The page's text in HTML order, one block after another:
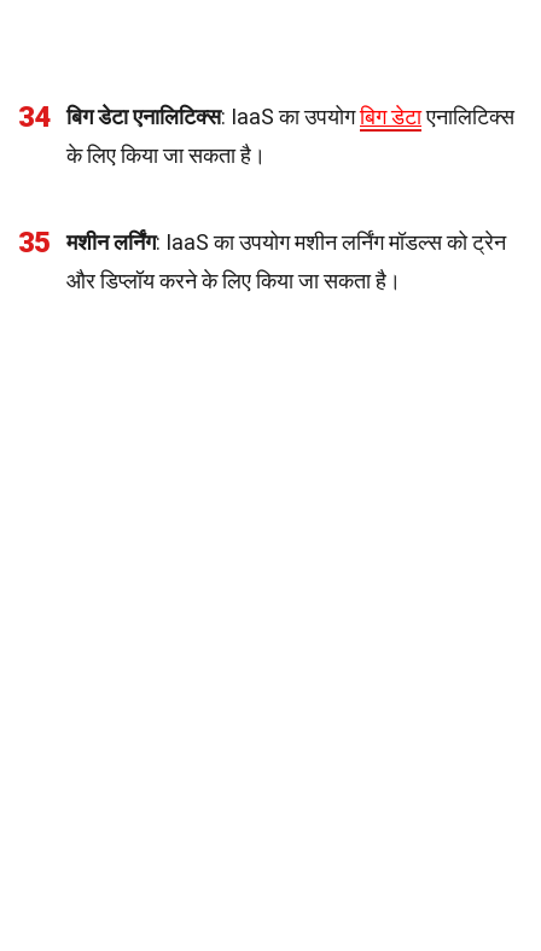
34 बिग डेटा एनालिटिक्स: IaaS का उपयोगबिग डेटाएनालिटिक्स
के लिए किया जा सकता है।
35 मशीन लर्निंग: IaaS का उपयोग मशीन लर्निंग मॉडल्स को ट्रेन
और डिप्लॉय करने के लिए किया जा सकता है।